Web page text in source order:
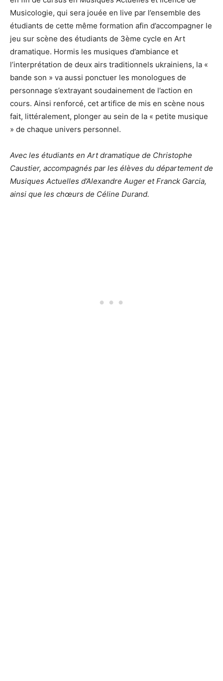
Musicologie, qui sera jouée en live par l’ensemble des
étudiants de cette même formation afin d’accompagner le
jeu sur scène des étudiants de 3ème cycle en Art
dramatique. Hormis les musiques d’ambiance et
l’interprétation de deux airs traditionnels ukrainiens, la «
bande son » va aussi ponctuer les monologues de
personnage s’extrayant soudainement de l’action en
cours. Ainsi renforcé, cet artifice de mis en scène nous
fait, littéralement, plonger au sein de la « petite musique
» de chaque univers personnel.
Avec les étudiants en Art dramatique de Christophe
Caustier, accompagnés par les élèves du département de
Musiques Actuelles d’Alexandre Auger et Franck Garcia,
ainsi que les chœurs de Céline Durand.